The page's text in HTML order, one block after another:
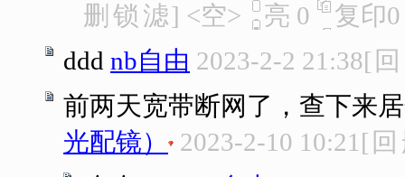
删 锁 滤] <空> 亮 0 复印0
ddd nb自由 2023-2-2 21:38[ 回
前两天宽带断网了，查下来
光配镜）
2023-2-10 10:21 [ 回